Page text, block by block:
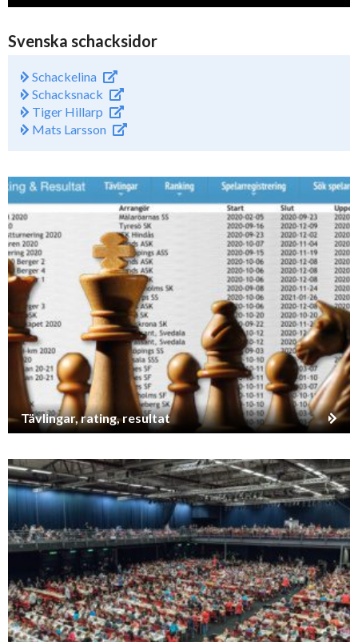
Svenska schacksidor
Schackelina
Schacksnack
Tiger Hillarp
Mats Larsson
Tävlingar, rating, resultat